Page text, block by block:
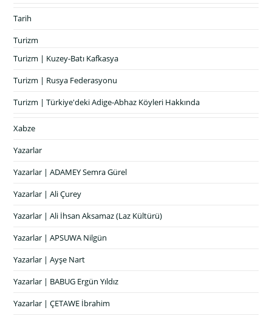
Tarih
Turizm
Turizm | Kuzey-Batı Kafkasya
Turizm | Rusya Federasyonu
Turizm | Türkiye'deki Adige-Abhaz Köyleri Hakkında
Xabze
Yazarlar
Yazarlar | ADAMEY Semra Gürel
Yazarlar | Ali Çurey
Yazarlar | Ali İhsan Aksamaz (Laz Kültürü)
Yazarlar | APSUWA Nilgün
Yazarlar | Ayşe Nart
Yazarlar | BABUG Ergün Yıldız
Yazarlar | ÇETAWE İbrahim